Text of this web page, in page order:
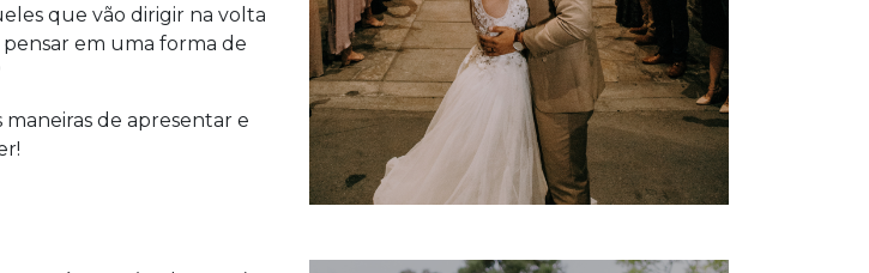
que vão dirigir na volta
em uma forma de
maneiras de apresentar e